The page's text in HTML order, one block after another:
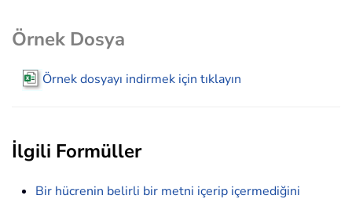
Örnek Dosya
Örnek dosyayı indirmek için tıklayın
İlgili Formüller
Bir hücrenin belirli bir metni içerip içermediğini